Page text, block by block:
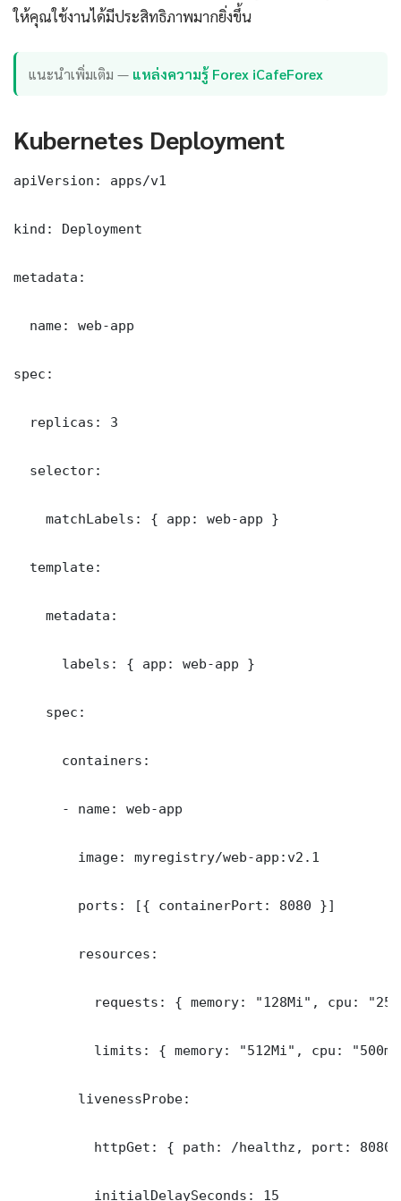
ให้คุณใช้งานได้มีประสิทธิภาพมากยิ่งขึ้น
แนะนำเพิ่มเติม — แหล่งความรู้ Forex iCafeForex
Kubernetes Deployment
apiVersion: apps/v1
kind: Deployment
metadata:
  name: web-app
spec:
  replicas: 3
  selector:
    matchLabels: { app: web-app }
  template:
    metadata:
      labels: { app: web-app }
    spec:
      containers:
      - name: web-app
        image: myregistry/web-app:v2.1
        ports: [{ containerPort: 8080 }]
        resources:
requests: { memory: "128Mi", cpu:
limits: { memory: "512Mi", cpu:
        livenessProbe:
httpGet: { path: /healthz, port: 8080
          initialDelaySeconds: 15